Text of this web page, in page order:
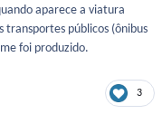
aparece a viatura
transportes públicos (ônibus
foi produzido.
3